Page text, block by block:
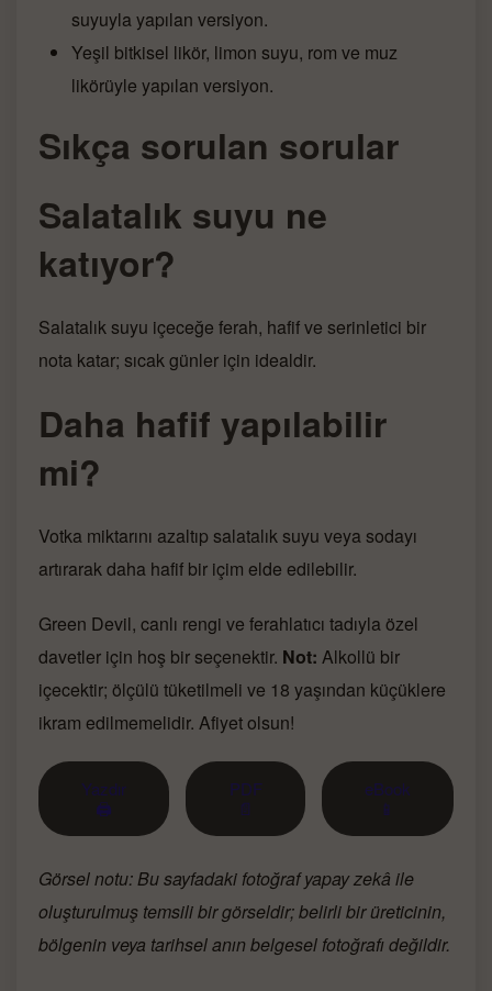
suyuyla yapılan versiyon.
Yeşil bitkisel likör, limon suyu, rom ve muz
likörüyle yapılan versiyon.
Sıkça sorulan sorular
Salatalık suyu ne
katıyor?
Salatalık suyu içeceğe ferah, hafif ve serinletici bir
nota katar; sıcak günler için idealdir.
Daha hafif yapılabilir
mi?
Votka miktarını azaltıp salatalık suyu veya sodayı
artırarak daha hafif bir içim elde edilebilir.
Green Devil, canlı rengi ve ferahlatıcı tadıyla özel
davetler için hoş bir seçenektir. Not: Alkollü bir
içecektir; ölçülü tüketilmeli ve 18 yaşından küçüklere
ikram edilmemelidir. Afiyet olsun!
Yazdır
🖨
PDF
📄
eBook
📱
Görsel notu: Bu sayfadaki fotoğraf yapay zekâ ile
oluşturulmuş temsili bir görseldir; belirli bir üreticinin,
bölgenin veya tarihsel anın belgesel fotoğrafı değildir.